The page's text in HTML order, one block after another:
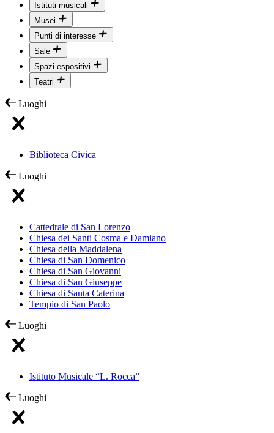
Istituti musicali
Musei
Punti di interesse
Sale
Spazi espositivi
Teatri
Luoghi
Biblioteca Civica
Luoghi
Cattedrale di San Lorenzo
Chiesa dei Santi Cosma e Damiano
Chiesa della Maddalena
Chiesa di San Domenico
Chiesa di San Giovanni
Chiesa di San Giuseppe
Chiesa di Santa Caterina
Tempio di San Paolo
Luoghi
Istituto Musicale “L. Rocca”
Luoghi